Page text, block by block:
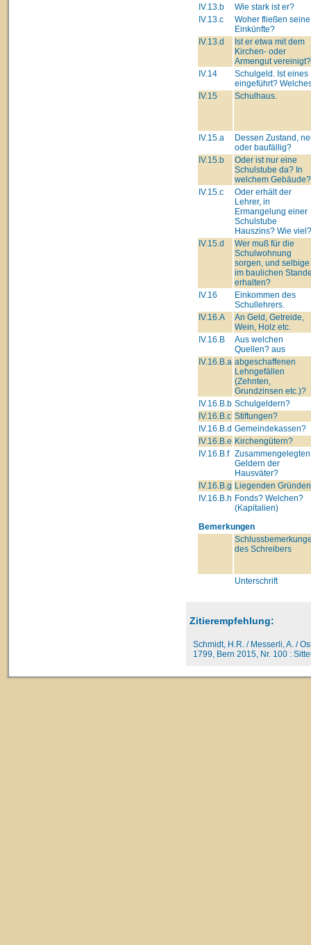
IV.13.b
Wie stark ist er?
IV.13.c
Woher fließen seine
Einkünfte?
IV.13.d
Ist er etwa mit dem
Kirchen- oder
Armengut vereinigt?
IV.14
Schulgeld. Ist eines
eingeführt?
IV.15
Schulhaus.
IV.15.a
Dessen Zustand,
oder baufällig?
IV.15.b
Oder ist nur eine
Schulstube da? In
welchem Gebäude?
IV.15.c
Oder erhält der
Lehrer, in
Ermangelung einer
Schulstube
Hauszins? Wie viel?
IV.15.d
Wer muß für die
Schulwohnung
sorgen, und selbige
im baulichen
erhalten?
IV.16
Einkommen des
Schullehrers.
IV.16.A
An Geld, Getreide,
Wein, Holz etc.
IV.16.B
Aus welchen
Quellen? aus
IV.16.B.a abgeschaffenen
Lehngefällen
(Zehnten,
Grundzinsen etc.)?
IV.16.B.b Schulgeldern?
IV.16.B.c Stiftungen?
IV.16.B.d Gemeindekassen?
IV.16.B.e Kirchengütern?
IV.16.B.f Zusammengelegten
Geldern der
Hausväter?
IV.16.B.g Liegenden
IV.16.B.h Fonds? Welchen?
(Kapitalien)
Bemerkungen
des Schreibers
Unterschrift
Zitierempfehlung:
Schmidt, H.R. / Messerli, A. /
1799, Bern 2015, Nr. 100 :